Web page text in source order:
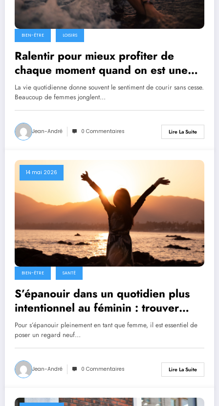
BIEN-ÊTRE LOISIRS
Ralentir pour mieux profiter de
chaque moment quand on est une
femme
La vie quotidienne donne souvent le sentiment de courir sans cesse.
Beaucoup de femmes jonglent…
Jean-André 0 Commentaires Lire La Suite
14 mai 2026
BIEN-ÊTRE SANTÉ
S’épanouir dans un quotidien plus
intentionnel au féminin : trouver
l’équilibre et cultiver l’authenticité
Pour s’épanouir pleinement en tant que femme, il est essentiel de
poser un regard neuf…
Jean-André 0 Commentaires Lire La Suite